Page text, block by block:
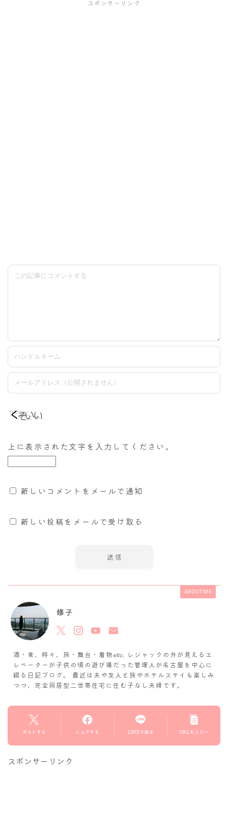
スポンサーリンク
上に表示された文字を入力してください。
新しいコメントをメールで通知
新しい投稿をメールで受け取る
ABOUT ME
修子
酒・食、時々、旅・舞台・着物𝓮𝓽𝓬. レジャックの外が見えるエ
レベーターが子供の頃の遊び場だった管理人が名古屋を中心に
綴る日記ブログ。 最近は夫や友人と旅やホテルステイも楽しみ
つつ、完全同居型二世帯住宅に住む子なし夫婦です。
ポストする シェアする LINEで送る URLをコピー
スポンサーリンク